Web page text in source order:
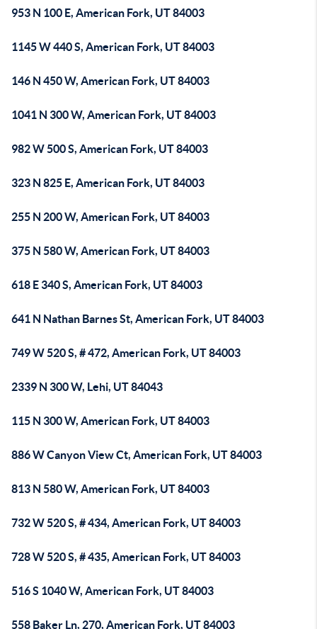
953 N 100 E, American Fork, UT 84003
1145 W 440 S, American Fork, UT 84003
146 N 450 W, American Fork, UT 84003
1041 N 300 W, American Fork, UT 84003
982 W 500 S, American Fork, UT 84003
323 N 825 E, American Fork, UT 84003
255 N 200 W, American Fork, UT 84003
375 N 580 W, American Fork, UT 84003
618 E 340 S, American Fork, UT 84003
641 N Nathan Barnes St, American Fork, UT 84003
749 W 520 S, # 472, American Fork, UT 84003
2339 N 300 W, Lehi, UT 84043
115 N 300 W, American Fork, UT 84003
886 W Canyon View Ct, American Fork, UT 84003
813 N 580 W, American Fork, UT 84003
732 W 520 S, # 434, American Fork, UT 84003
728 W 520 S, # 435, American Fork, UT 84003
516 S 1040 W, American Fork, UT 84003
558 Baker Ln, 270, American Fork, UT 84003